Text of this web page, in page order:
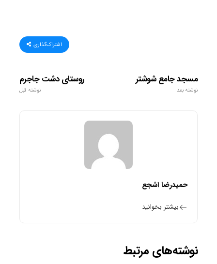
اشتراک‌گذاری
روستای دشت جاجرم
نوشته قبل
مسجد جامع شوشتر
نوشته بعد
حمیدرضا اشجع
بیشتر بخوانید
نوشته‌های مرتبط